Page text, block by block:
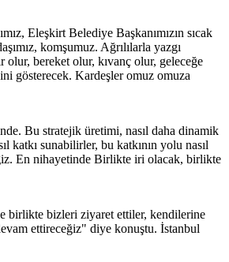
Eleşkirt Belediye Başkanımızın sıcak
komşumuz. Ağrılılarla yazgı
olur, bereket olur, kıvanç olur, geleceğe
gösterecek. Kardeşler omuz omuza
Bu stratejik üretimi, nasıl daha dinamik
katkı sunabilirler, bu katkının yolu nasıl
En nihayetinde Birlikte iri olacak, birlikte
birlikte bizleri ziyaret ettiler, kendilerine
ettireceğiz" diye konuştu. İstanbul